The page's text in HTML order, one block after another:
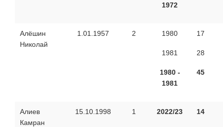
1972
Алёшин
Николай
1.01.1957 2 1980
1981
1980 -
1981
17
28
45
Алиев
Камран
15.10.1998 1 2022/23 14